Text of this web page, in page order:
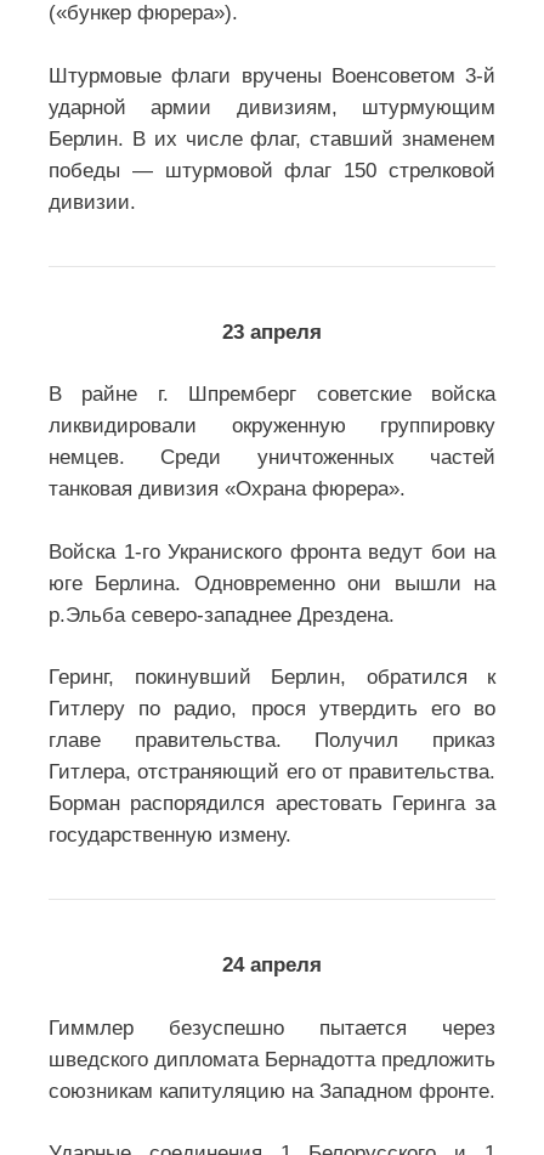
(«бункер фюрера»).
Штурмовые флаги вручены Военсоветом 3-й
ударной армии дивизиям, штурмующим
Берлин. В их числе флаг, ставший знаменем
победы — штурмовой флаг 150 стрелковой
дивизии.
23 апреля
В райне г. Шпремберг советские войска
ликвидировали окруженную группировку
немцев. Среди уничтоженных частей
танковая дивизия «Охрана фюрера».
Войска 1-го Украниского фронта ведут бои на
юге Берлина. Одновременно они вышли на
р.Эльба северо-западнее Дрездена.
Геринг, покинувший Берлин, обратился к
Гитлеру по радио, прося утвердить его во
главе правительства. Получил приказ
Гитлера, отстраняющий его от правительства.
Борман распорядился арестовать Геринга за
государственную измену.
24 апреля
Гиммлер безуспешно пытается через
шведского дипломата Бернадотта предложить
союзникам капитуляцию на Западном фронте.